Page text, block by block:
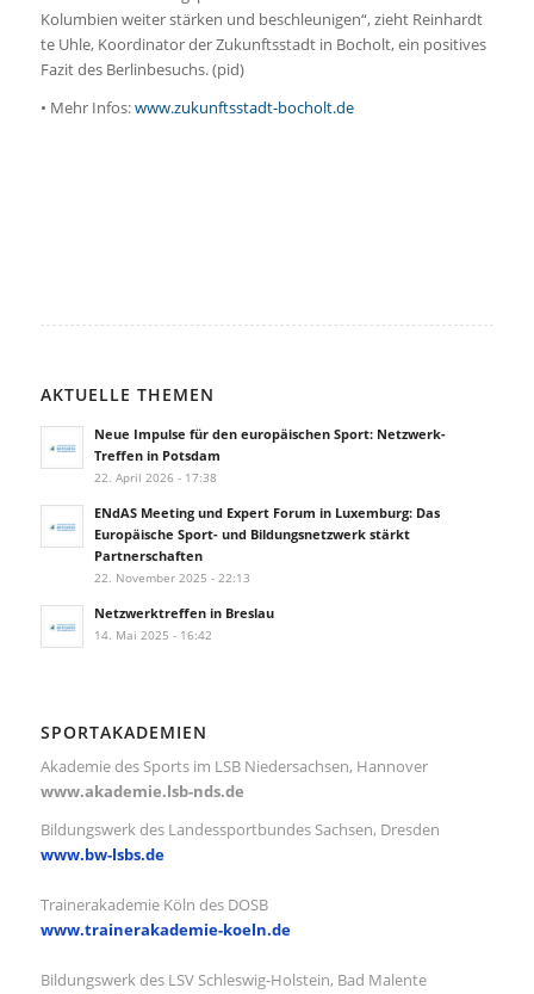
Kolumbien weiter stärken und beschleunigen“, zieht Reinhardt
te Uhle, Koordinator der Zukunftsstadt in Bocholt, ein positives
Fazit des Berlinbesuchs. (pid)
• Mehr Infos:www.zukunftsstadt-bocholt.de
AKTUELLE THEMEN
Neue Impulse für den europäischen Sport: Netzwerk-
Treffen in Potsdam
22. April 2026 - 17:38
ENdAS Meeting und Expert Forum in Luxemburg: Das
Europäische Sport- und Bildungsnetzwerk stärkt
Partnerschaften
22. November 2025 - 22:13
Netzwerktreffen in Breslau
14. Mai 2025 - 16:42
SPORTAKADEMIEN
Akademie des Sports im LSB Niedersachsen, Hannover
www.akademie.lsb-nds.de
Bildungswerk des Landessportbundes Sachsen, Dresden
www.bw-lsbs.de
Trainerakademie Köln des DOSB
www.trainerakademie-koeln.de
Bildungswerk des LSV Schleswig-Holstein, Bad Malente